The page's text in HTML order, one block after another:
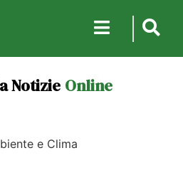
Notizie Online
e Clima